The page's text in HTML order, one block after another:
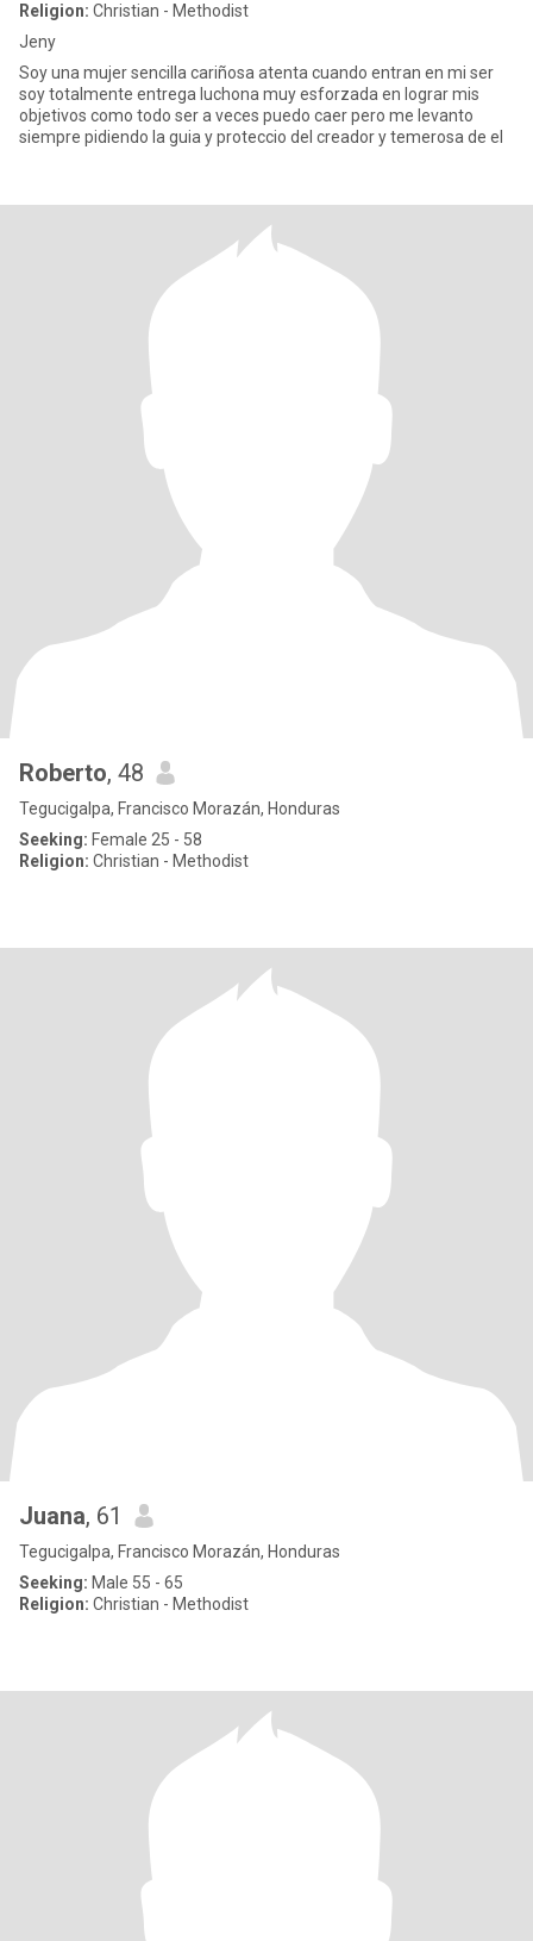
Religion: Christian - Methodist
Jeny
Soy una mujer sencilla cariñosa atenta cuando entran en mi ser
soy totalmente entrega luchona muy esforzada en lograr mis
objetivos como todo ser a veces puedo caer pero me levanto
siempre pidiendo la guia y proteccio del creador y temerosa de el
Roberto, 48
Tegucigalpa, Francisco Morazán, Honduras
Seeking: Female 25 - 58
Religion: Christian - Methodist
Juana, 61
Tegucigalpa, Francisco Morazán, Honduras
Seeking: Male 55 - 65
Religion: Christian - Methodist